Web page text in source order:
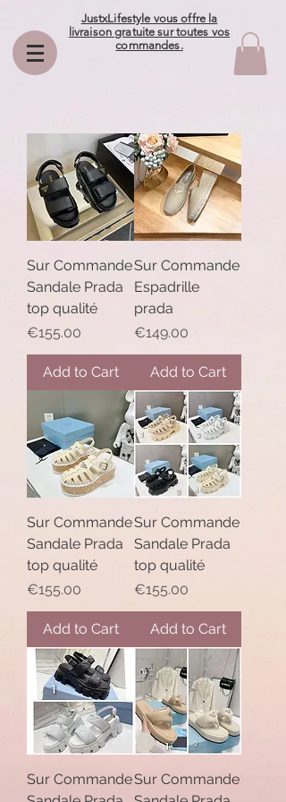
JustxLifestyle vous offre la
livraison gratuite sur toutes vos
commandes.
Sur Commande
Sandale Prada
top qualité
Price
€155.00
Add to Cart
Sur Commande
Espadrille
prada
Price
€149.00
Add to Cart
Sur Commande
Sandale Prada
top qualité
Price
€155.00
Add to Cart
Sur Commande
Sandale Prada
top qualité
Price
€155.00
Add to Cart
Sur CommandeSur Commande